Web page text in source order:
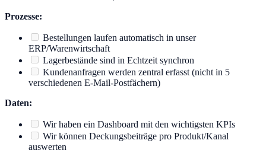
Prozesse:
Bestellungen laufen automatisch in unser
ERP/Warenwirtschaft
Lagerbestände sind in Echtzeit synchron
Kundenanfragen werden zentral erfasst (nicht in 5
verschiedenen E-Mail-Postfächern)
Daten:
Wir haben ein Dashboard mit den wichtigsten KPIs
Wir können Deckungsbeiträge pro Produkt/Kanal
auswerten